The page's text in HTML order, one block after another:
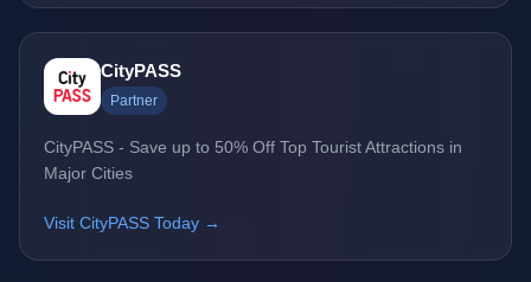
CityPASS
Partner
CityPASS - Save up to 50% Off Top Tourist Attractions in
Major Cities
Visit CityPASS Today →